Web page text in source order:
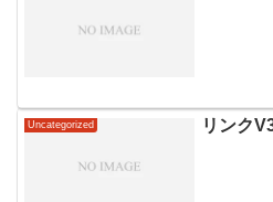
Uncategorized リンク